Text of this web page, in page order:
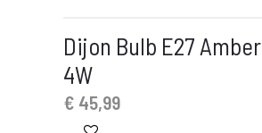
Dijon Bulb E27 Amber
4W
€ 45,99